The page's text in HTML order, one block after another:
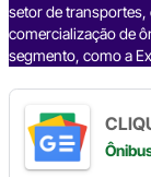
setor de transportes,
comercialização de
segmento, como a